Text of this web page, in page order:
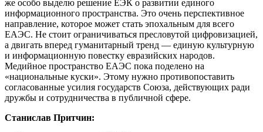
же особо выделю решение ЕЭК о развитии единого
информационного пространства. Это очень перспективное
направление, которое может стать эпохальным для всего
ЕАЭС. Не стоит ограничиваться пресловутой цифровизацией,
а двигать вперед гуманитарный тренд — единую культурную
и информационную повестку евразийских народов.
Медийное пространство ЕАЭС пока поделено на
«национальные куски». Этому нужно противопоставить
согласованные усилия государств Союза, действующих ради
дружбы и сотрудничества в публичной сфере.
Станислав Притчин: